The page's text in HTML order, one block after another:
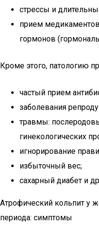
стрессы и
прием
гормонов
Кроме этого, патологию
частый прием
заболевания
травмы:
гинекологических
игнорирование
избыточный вес;
сахарный диабет и
Атрофический кольпит у
периода: симптомы